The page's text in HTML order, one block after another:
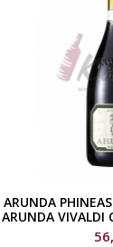
ARUNDA
ARUNDA VIVALDI